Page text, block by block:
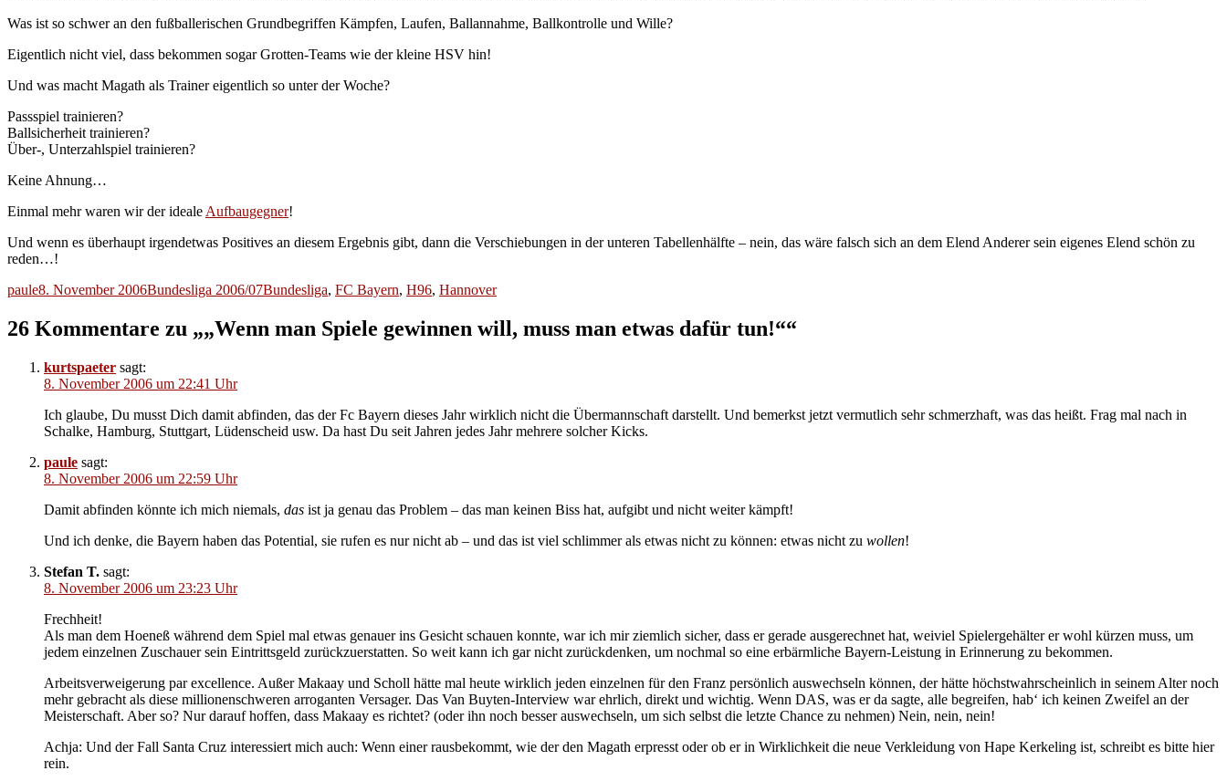
Was ist so schwer an den fußballerischen Grundbegriffen Kämpfen, Laufen, Ballannahme, Ballkontrolle und Wille?
Eigentlich nicht viel, dass bekommen sogar Grotten-Teams wie der kleine HSV hin!
Und was macht Magath als Trainer eigentlich so unter der Woche?
Passspiel trainieren?
Ballsicherheit trainieren?
Über-, Unterzahlspiel trainieren?
Keine Ahnung…
Einmal mehr waren wir der ideale Aufbaugegner!
Und wenn es überhaupt irgendetwas Positives an diesem Ergebnis gibt, dann die Verschiebungen in der unteren Tabellenhälfte – nein, das wäre falsch sich an dem Elend Anderer sein eigenes Elend schön zu
reden…!
Autor
pauleVeröffentlicht
8. November 2006Kategorien
Bundesliga 2006/07Schlagwörter
Bundesliga, FC Bayern, H96, Hannover
26 Kommentare zu „„Wenn man Spiele gewinnen will, muss man etwas dafür tun!““
kurtspaeter sagt:
8. November 2006 um 22:41 Uhr
Ich glaube, Du musst Dich damit abfinden, das der Fc Bayern dieses Jahr wirklich nicht die Übermannschaft darstellt. Und bemerkst jetzt vermutlich sehr schmerzhaft, was das heißt. Frag mal nach in
Schalke, Hamburg, Stuttgart, Lüdenscheid usw. Da hast Du seit Jahren jedes Jahr mehrere solcher Kicks.
paule sagt:
8. November 2006 um 22:59 Uhr
Damit abfinden könnte ich mich niemals, das ist ja genau das Problem – das man keinen Biss hat, aufgibt und nicht weiter kämpft!
Und ich denke, die Bayern haben das Potential, sie rufen es nur nicht ab – und das ist viel schlimmer als etwas nicht zu können: etwas nicht zu wollen!
Stefan T. sagt:
8. November 2006 um 23:23 Uhr
Frechheit!
Als man dem Hoeneß während dem Spiel mal etwas genauer ins Gesicht schauen konnte, war ich mir ziemlich sicher, dass er gerade ausgerechnet hat, weiviel Spielergehälter er wohl kürzen muss, um
jedem einzelnen Zuschauer sein Eintrittsgeld zurückzuerstatten. So weit kann ich gar nicht zurückdenken, um nochmal so eine erbärmliche Bayern-Leistung in Erinnerung zu bekommen.
Arbeitsverweigerung par excellence. Außer Makaay und Scholl hätte mal heute wirklich jeden einzelnen für den Franz persönlich auswechseln können, der hätte höchstwahrscheinlich in seinem Alter noch
mehr gebracht als diese millionenschweren arroganten Versager. Das Van Buyten-Interview war ehrlich, direkt und wichtig. Wenn DAS, was er da sagte, alle begreifen, hab‘ ich keinen Zweifel an der
Meisterschaft. Aber so? Nur darauf hoffen, dass Makaay es richtet? (oder ihn noch besser auswechseln, um sich selbst die letzte Chance zu nehmen) Nein, nein, nein!
Achja: Und der Fall Santa Cruz interessiert mich auch: Wenn einer rausbekommt, wie der den Magath erpresst oder ob er in Wirklichkeit die neue Verkleidung von Hape Kerkeling ist, schreibt es bitte hier
rein.